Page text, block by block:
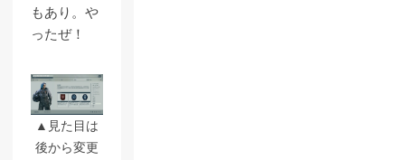
もあり。や
ったぜ！
▲見た目は
後から変更